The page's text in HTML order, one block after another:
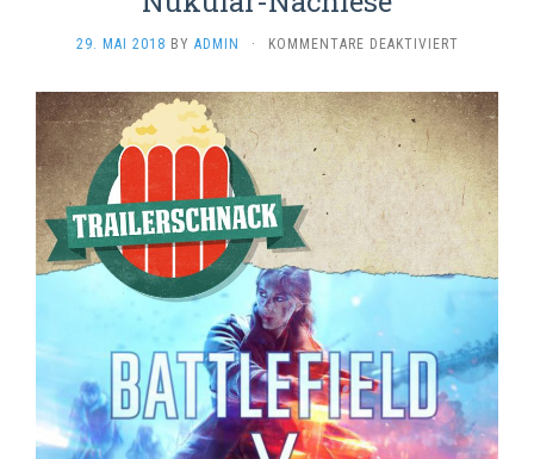
29. MAI 2018 BY ADMIN · KOMMENTARE DEAKTIVIERT
SPEZIAL:
V
–
RADIO-
NUKULAR-
NACHLESE